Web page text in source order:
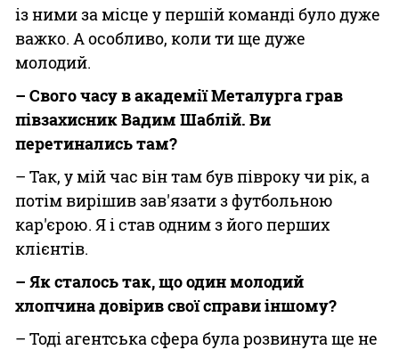
із ними за місце у першій команді було дуже
важко. А особливо, коли ти ще дуже
молодий.
– Свого часу в академії Металурга грав
півзахисник Вадим Шаблій. Ви
перетинались там?
– Так, у мій час він там був півроку чи рік, а
потім вирішив зав'язати з футбольною
кар'єрою. Я і став одним з його перших
клієнтів.
– Як сталось так, що один молодий
хлопчина довірив свої справи іншому?
– Тоді агентська сфера була розвинута ще не